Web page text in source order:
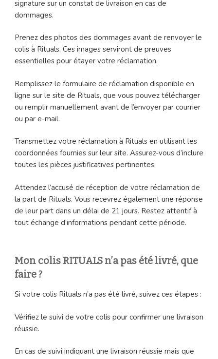
signature sur un constat de livraison en cas de
dommages.
Prenez des photos des dommages avant de renvoyer le
colis à Rituals. Ces images serviront de preuves
essentielles pour étayer votre réclamation.
Remplissez le formulaire de réclamation disponible en
ligne sur le site de Rituals, que vous pouvez télécharger
ou remplir manuellement avant de l’envoyer par courrier
ou par e-mail.
Transmettez votre réclamation à Rituals en utilisant les
coordonnées fournies sur leur site. Assurez-vous d’inclure
toutes les pièces justificatives pertinentes.
Attendez l’accusé de réception de votre réclamation de
la part de Rituals. Vous recevrez également une réponse
de leur part dans un délai de 21 jours. Restez attentif à
tout échange d’informations pendant cette période.
Mon colis RITUALS n’a pas été livré, que
faire ?
Si votre colis Rituals n’a pas été livré, suivez ces étapes :
Vérifiez le suivi de votre colis pour confirmer une livraison
réussie.
En cas de suivi indiquant une livraison réussie mais que